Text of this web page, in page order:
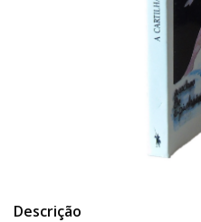
Descrição